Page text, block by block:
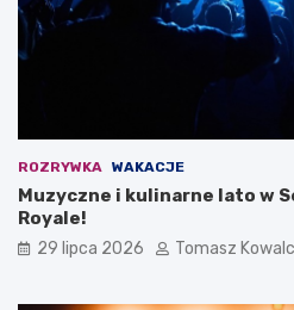
ROZRYWKA WAKACJE
Muzyczne i kulinarne lato w
Royale!
29 lipca 2026 Tomasz